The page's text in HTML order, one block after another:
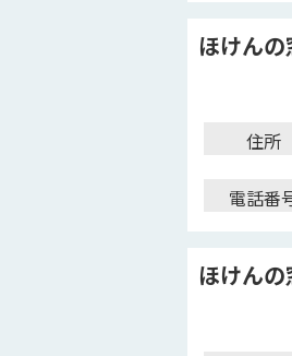
ほけん
住所
電話番
ほけん